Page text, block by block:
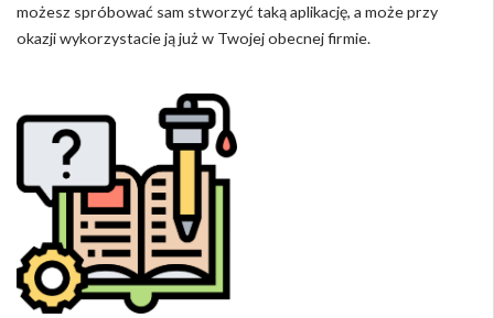
możesz spróbować sam stworzyć taką aplikację, a może przy
okazji wykorzystacie ją już w Twojej obecnej firmie.